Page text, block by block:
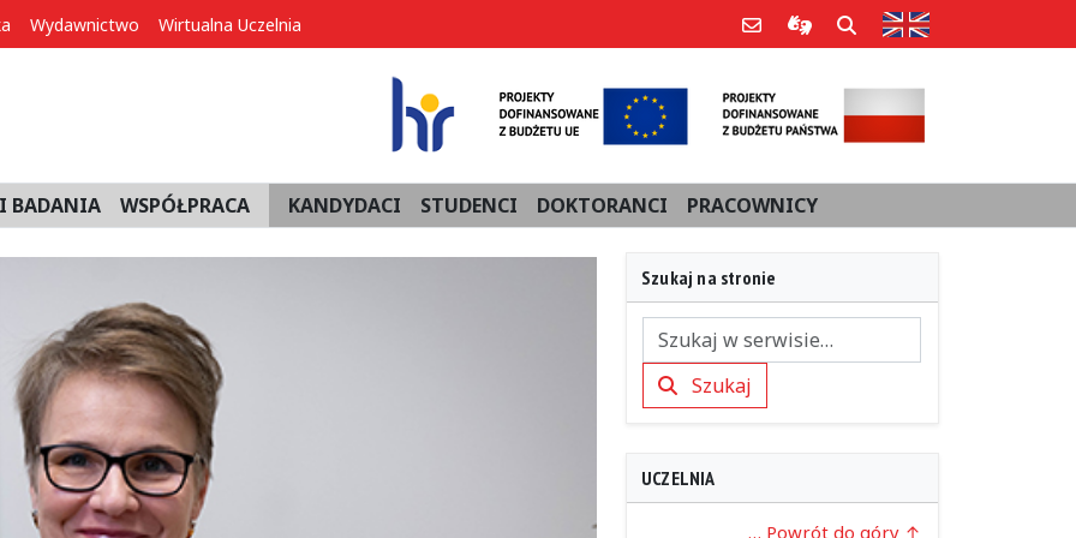
Wydawnictwo Wirtualna Uczelnia Poczta e-mailInformacje dla użytkowników
Szukaj Strona w języku
BADANIA WSPÓŁPRACA KANDYDACI STUDENCI DOKTORANCI PRACOWNICY
Szukaj na stronie
SzukajSzukaj
UCZELNIA
… Powrót do góry